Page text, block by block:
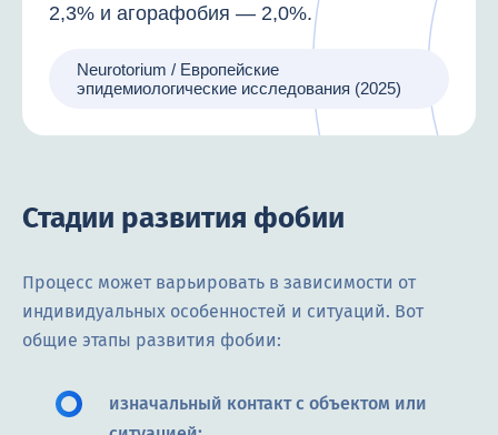
2,3% и агорафобия — 2,0%.
Neurotorium / Европейские
эпидемиологические исследования (2025)
Стадии развития фобии
Процесс может варьировать в зависимости от
индивидуальных особенностей и ситуаций. Вот
общие этапы развития фобии:
изначальный контакт с объектом или